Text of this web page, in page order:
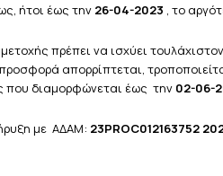
ήτοι έως την 26-04-2023 , το
πρέπει να ισχύει
απορρίπτεται,
που διαμορφώνεται έως την 02-06-
με ΑΔΑΜ: 23PROC012163752